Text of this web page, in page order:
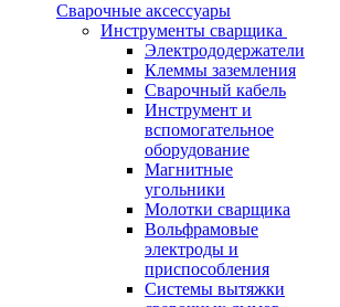
Сварочные аксессуары
Инструменты сварщика
Электрододержатели
Клеммы заземления
Сварочный кабель
Инструмент и
вспомогательное
оборудование
Магнитные
угольники
Молотки сварщика
Вольфрамовые
электроды и
приспособления
Системы вытяжки